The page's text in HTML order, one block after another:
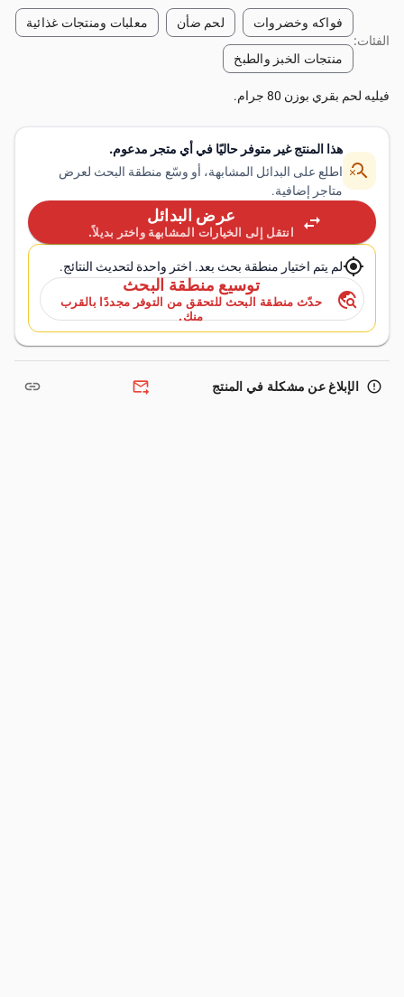
الفئات:
فواكه وخضروات لحم ضأن معلبات ومنتجات غذائية
منتجات الخبز والطبخ
فيليه لحم بقري بوزن 80 جرام.
search_off
هذا المنتج غير متوفر حاليًا في أي متجر مدعوم.
اطلع على البدائل المشابهة، أو وسّع منطقة البحث لعرض
متاجر إضافية.
swap_horiz عرض البدائل
انتقل إلى الخيارات المشابهة واختر بديلاً.
my_locationلم يتم اختيار منطقة بحث بعد. اختر واحدة لتحديث النتائج.
travel_explore
توسيع منطقة البحث
حدّث منطقة البحث للتحقق من التوفر مجددًا بالقرب
منك.
error_outline الإبلاغ عن مشكلة في المنتج forward_to_inbox
link